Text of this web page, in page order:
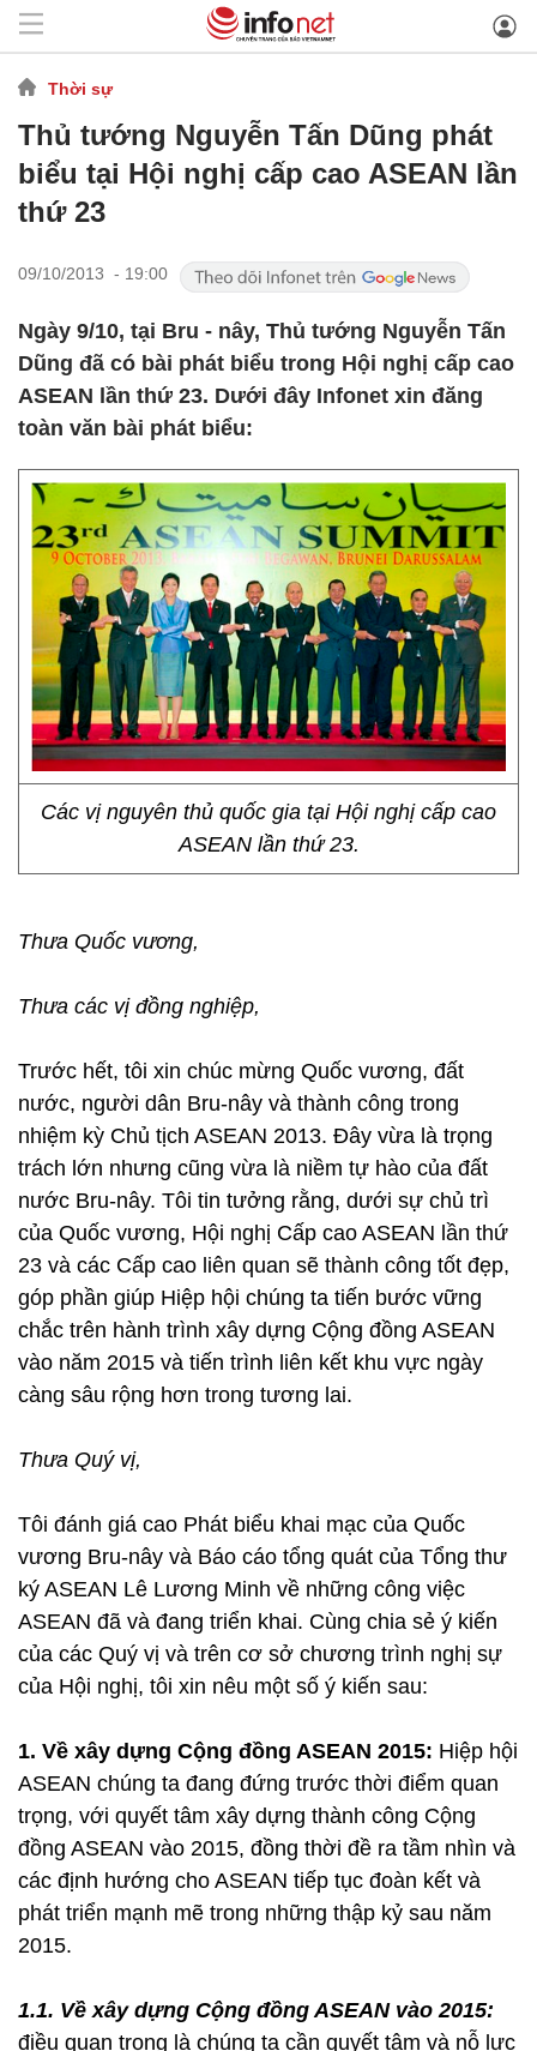
Thời sự
Thủ tướng Nguyễn Tấn Dũng phát
biểu tại Hội nghị cấp cao ASEAN lần
thứ 23
09/10/2013 - 19:00
Ngày 9/10, tại Bru - nây, Thủ tướng Nguyễn Tấn
Dũng đã có bài phát biểu trong Hội nghị cấp cao
ASEAN lần thứ 23. Dưới đây Infonet xin đăng
toàn văn bài phát biểu:
Các vị nguyên thủ quốc gia tại Hội nghị cấp cao
ASEAN lần thứ 23.
Thưa Quốc vương,
Thưa các vị đồng nghiệp,
Trước hết, tôi xin chúc mừng Quốc vương, đất
nước, người dân Bru-nây và thành công trong
nhiệm kỳ Chủ tịch ASEAN 2013. Đây vừa là trọng
trách lớn nhưng cũng vừa là niềm tự hào của đất
nước Bru-nây. Tôi tin tưởng rằng, dưới sự chủ trì
của Quốc vương, Hội nghị Cấp cao ASEAN lần thứ
23 và các Cấp cao liên quan sẽ thành công tốt đẹp,
góp phần giúp Hiệp hội chúng ta tiến bước vững
chắc trên hành trình xây dựng Cộng đồng ASEAN
vào năm 2015 và tiến trình liên kết khu vực ngày
càng sâu rộng hơn trong tương lai.
Thưa Quý vị,
Tôi đánh giá cao Phát biểu khai mạc của Quốc
vương Bru-nây và Báo cáo tổng quát của Tổng thư
ký ASEAN Lê Lương Minh về những công việc
ASEAN đã và đang triển khai. Cùng chia sẻ ý kiến
của các Quý vị và trên cơ sở chương trình nghị sự
của Hội nghị, tôi xin nêu một số ý kiến sau:
1. Về xây dựng Cộng đồng ASEAN 2015: Hiệp hội
ASEAN chúng ta đang đứng trước thời điểm quan
trọng, với quyết tâm xây dựng thành công Cộng
đồng ASEAN vào 2015, đồng thời đề ra tầm nhìn và
các định hướng cho ASEAN tiếp tục đoàn kết và
phát triển mạnh mẽ trong những thập kỷ sau năm
2015.
1.1. Về xây dựng Cộng đồng ASEAN vào 2015:
điều quan trọng là chúng ta cần quyết tâm và nỗ lực